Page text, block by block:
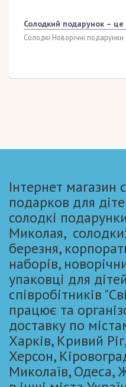
Солодкий подарунок – це
Солодкі Новорічні подарунки
Інтернет
подарков для
солодкі
Миколая,
березня,
наборів,
упаковці для
співробітників
працює та
доставку по
Харків, Кривий
Херсон,
Миколаїв, Одеса,